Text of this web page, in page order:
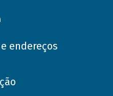
endereços